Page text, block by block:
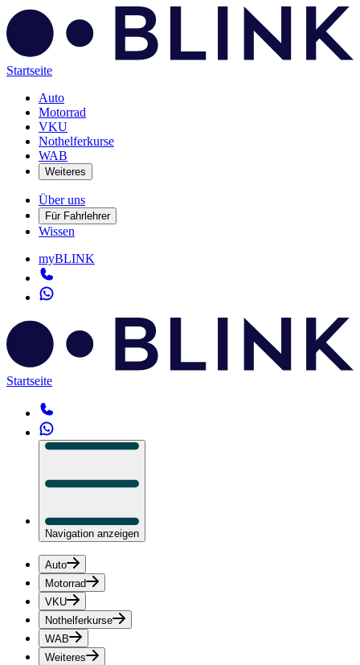
Startseite
Auto
Motorrad
VKU
Nothelferkurse
WAB
Weiteres
Über uns
Für Fahrlehrer
Wissen
myBLINK
Startseite
Navigation anzeigen
Auto
Motorrad
VKU
Nothelferkurse
WAB
Weiteres